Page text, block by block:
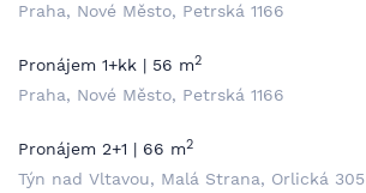
Praha, Nové Město, Petrská 1166
Pronájem 1+kk | 56 m2
Praha, Nové Město, Petrská 1166
Pronájem 2+1 | 66 m2
Týn nad Vltavou, Malá Strana, Orlická 305